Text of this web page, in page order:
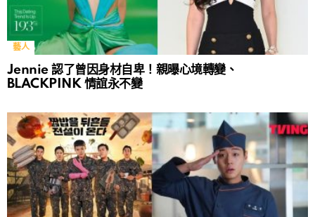
藝人
Jennie 認了曾因身材自卑！親曝心境轉變、
BLACKPINK 情誼永不變